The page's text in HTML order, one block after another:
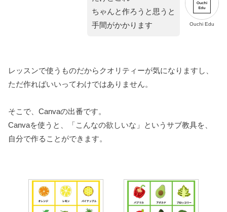
Ouchi Edu
ちゃんと作ろうと思うと
手間がかかります
レッスンで使うものだからクオリティーが気になりますし、
ただ作ればいいってわけではありません。
そこで、Canvaの出番です。
Canvaを使うと、「こんなの欲しいな」というサブ教具を、
自分で作ることができます。